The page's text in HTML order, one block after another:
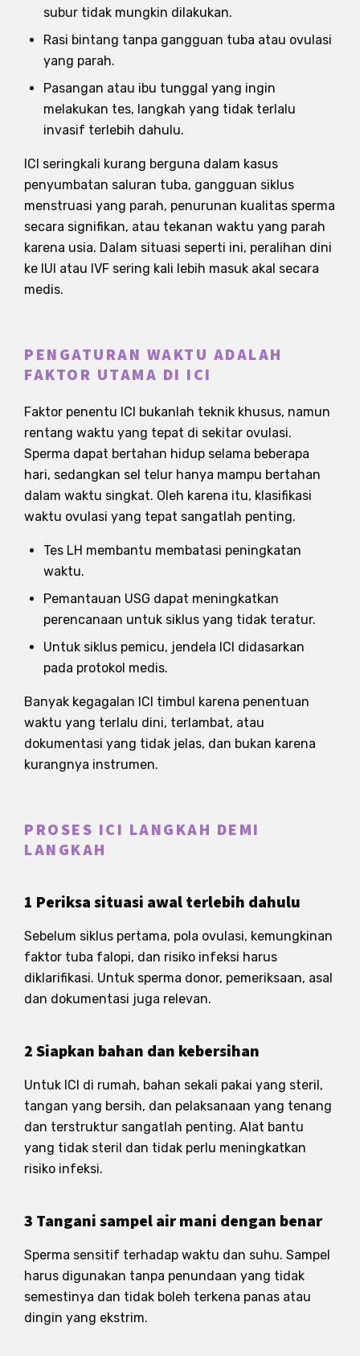
subur tidak mungkin dilakukan.
Rasi bintang tanpa gangguan tuba atau ovulasi
yang parah.
Pasangan atau ibu tunggal yang ingin
melakukan tes, langkah yang tidak terlalu
invasif terlebih dahulu.
ICI seringkali kurang berguna dalam kasus
penyumbatan saluran tuba, gangguan siklus
menstruasi yang parah, penurunan kualitas sperma
secara signifikan, atau tekanan waktu yang parah
karena usia. Dalam situasi seperti ini, peralihan dini
ke IUI atau IVF sering kali lebih masuk akal secara
medis.
PENGATURAN WAKTU ADALAH
FAKTOR UTAMA DI ICI
Faktor penentu ICI bukanlah teknik khusus, namun
rentang waktu yang tepat di sekitar ovulasi.
Sperma dapat bertahan hidup selama beberapa
hari, sedangkan sel telur hanya mampu bertahan
dalam waktu singkat. Oleh karena itu, klasifikasi
waktu ovulasi yang tepat sangatlah penting.
Tes LH membantu membatasi peningkatan
waktu.
Pemantauan USG dapat meningkatkan
perencanaan untuk siklus yang tidak teratur.
Untuk siklus pemicu, jendela ICI didasarkan
pada protokol medis.
Banyak kegagalan ICI timbul karena penentuan
waktu yang terlalu dini, terlambat, atau
dokumentasi yang tidak jelas, dan bukan karena
kurangnya instrumen.
PROSES ICI LANGKAH DEMI
LANGKAH
1 Periksa situasi awal terlebih dahulu
Sebelum siklus pertama, pola ovulasi, kemungkinan
faktor tuba falopi, dan risiko infeksi harus
diklarifikasi. Untuk sperma donor, pemeriksaan, asal
dan dokumentasi juga relevan.
2 Siapkan bahan dan kebersihan
Untuk ICI di rumah, bahan sekali pakai yang steril,
tangan yang bersih, dan pelaksanaan yang tenang
dan terstruktur sangatlah penting. Alat bantu
yang tidak steril dan tidak perlu meningkatkan
risiko infeksi.
3 Tangani sampel air mani dengan benar
Sperma sensitif terhadap waktu dan suhu. Sampel
harus digunakan tanpa penundaan yang tidak
semestinya dan tidak boleh terkena panas atau
dingin yang ekstrim.